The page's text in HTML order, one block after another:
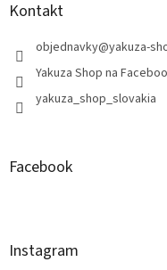
Kontakt
objednavky@yakuza-
Yakuza Shop na
yakuza_shop_slovakia
Facebook
Instagram